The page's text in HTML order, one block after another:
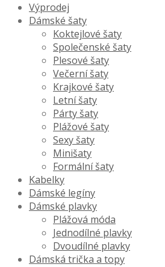
Výprodej
Dámské šaty
Koktejlové šaty
Společenské šaty
Plesové šaty
Večerní šaty
Krajkové šaty
Letní šaty
Párty šaty
Plážové šaty
Sexy šaty
Minišaty
Formální šaty
Kabelky
Dámské legíny
Dámské plavky
Plážová móda
Jednodílné plavky
Dvoudílné plavky
Dámská trička a topy